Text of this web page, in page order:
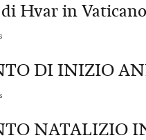
Hvar in Vaticano
DI INIZIO
NATALIZIO